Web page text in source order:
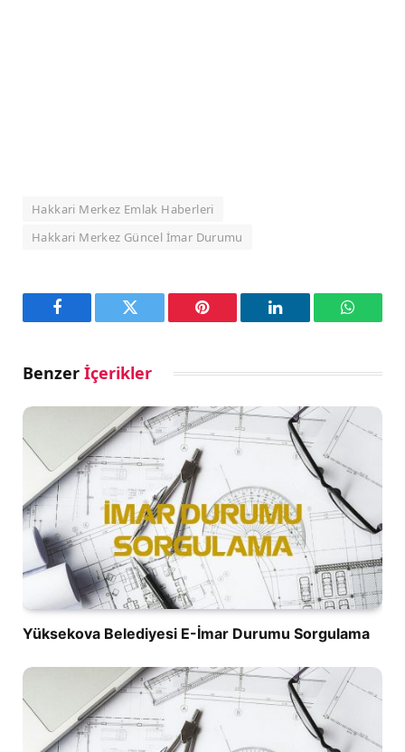
Hakkari Merkez Emlak Haberleri
Hakkari Merkez Güncel İmar Durumu
Facebook Twitter Pinterest LinkedIn
Benzer İçerikler
Yüksekova Belediyesi E-İmar Durumu Sorgulama